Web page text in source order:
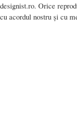
designist.ro. Orice
cu acordul nostru și cu